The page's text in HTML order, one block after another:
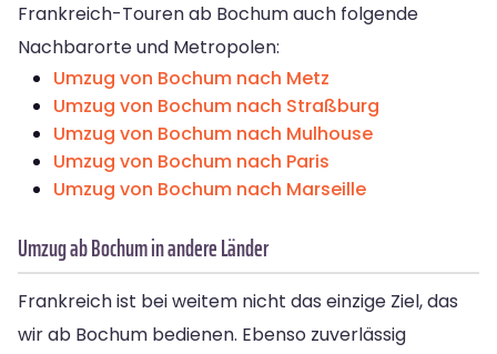
Frankreich-Touren ab Bochum auch folgende
Nachbarorte und Metropolen:
Umzug von Bochum nach Metz
Umzug von Bochum nach Straßburg
Umzug von Bochum nach Mulhouse
Umzug von Bochum nach Paris
Umzug von Bochum nach Marseille
Umzug ab Bochum in andere Länder
Frankreich ist bei weitem nicht das einzige Ziel, das
wir ab Bochum bedienen. Ebenso zuverlässig